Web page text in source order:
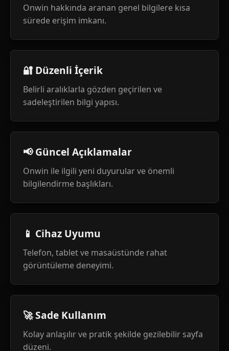
Onwin hakkında aranan genel bilgilere kısa
sürede erişim imkanı.
🔐 Düzenli İçerik
Belirli aralıklarla gözden geçirilen ve
sadeleştirilen bilgi yapısı.
📢 Güncel Açıklamalar
Onwin ile ilgili yeni duyurular ve önemli
bilgilendirme başlıkları.
📱 Cihaz Uyumu
Telefon, tablet ve masaüstünde rahat
görüntüleme deneyimi.
🚀 Sade Kullanım
Kolay anlaşılır ve pratik şekilde gezilebilir sayfa
düzeni.